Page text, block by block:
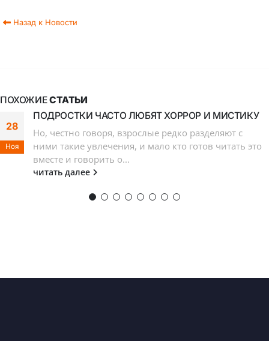
Назад к Новости
ПОХОЖИЕСТАТЬИ
28
Ноя
ПОДРОСТКИ ЧАСТО ЛЮБЯТ ХОРРОР И МИСТИКУ
Но, честно говоря, взрослые редко разделяют с
ними такие увлечения, и мало кто готов читать это
вместе и говорить о...
читать далее